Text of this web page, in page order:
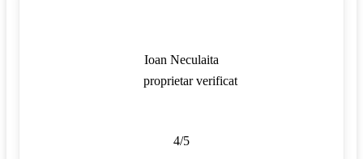
Ioan Neculaita
proprietar verificat
4/5